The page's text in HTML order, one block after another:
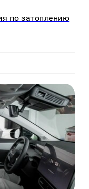
по затоплению